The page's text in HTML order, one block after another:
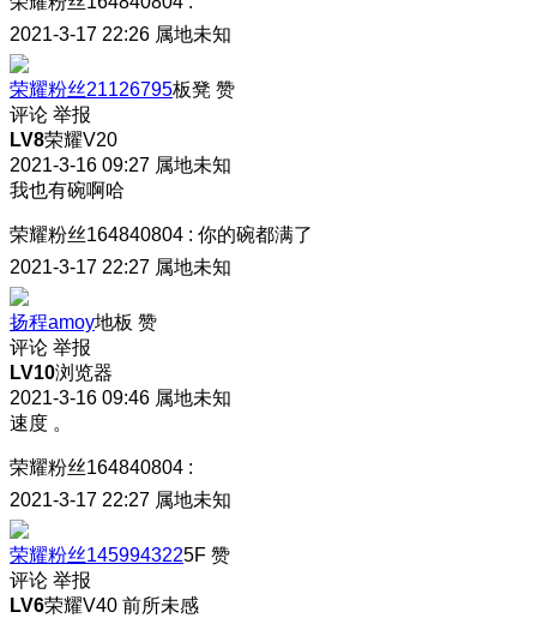
2021-3-17 22:26 属地未知
荣耀粉丝21126795板凳 赞
评论 举报
LV8荣耀V20
2021-3-16 09:27 属地未知
我也有碗啊哈
荣耀粉丝164840804 : 你的碗都满了
2021-3-17 22:27 属地未知
扬程amoy地板 赞
评论 举报
LV10浏览器
2021-3-16 09:46 属地未知
速度 。
荣耀粉丝164840804 :
2021-3-17 22:27 属地未知
荣耀粉丝1459943225F 赞
评论 举报
LV6荣耀V40 前所未感